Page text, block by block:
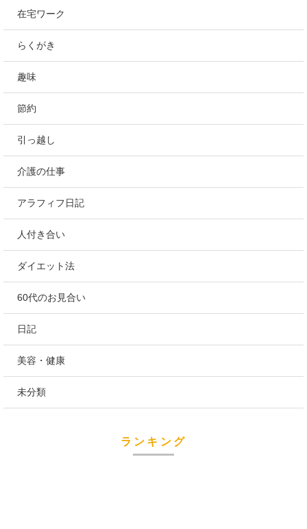
在宅ワーク
らくがき
趣味
節約
引っ越し
介護の仕事
アラフィフ日記
人付き合い
ダイエット法
60代のお見合い
日記
美容・健康
未分類
ランキング